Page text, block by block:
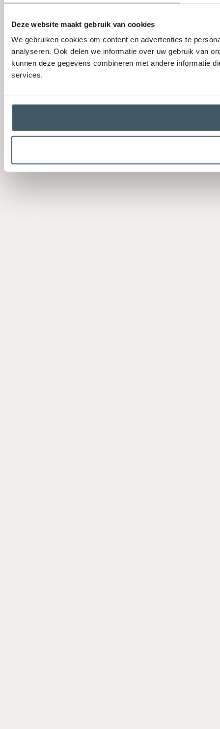
Deze website maakt gebruik van cookies
We gebruiken cookies om content en advertenties te
analyseren. Ook delen we informatie over uw gebruik van
kunnen deze gegevens combineren met andere informatie
services.